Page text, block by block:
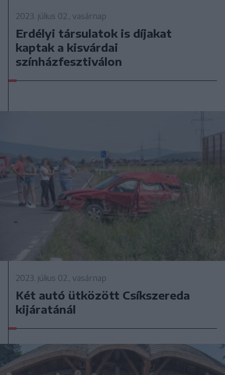
2023. július 02., vasárnap
Erdélyi társulatok is díjakat
kaptak a kisvárdai
színházfesztiválon
2023. július 02., vasárnap
Két autó ütközött Csíkszereda
kijáratánál